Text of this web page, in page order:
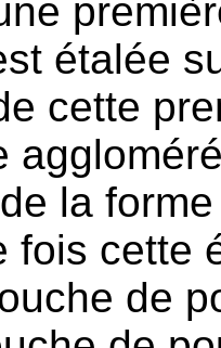
étalée
cette
la
fois cette
de